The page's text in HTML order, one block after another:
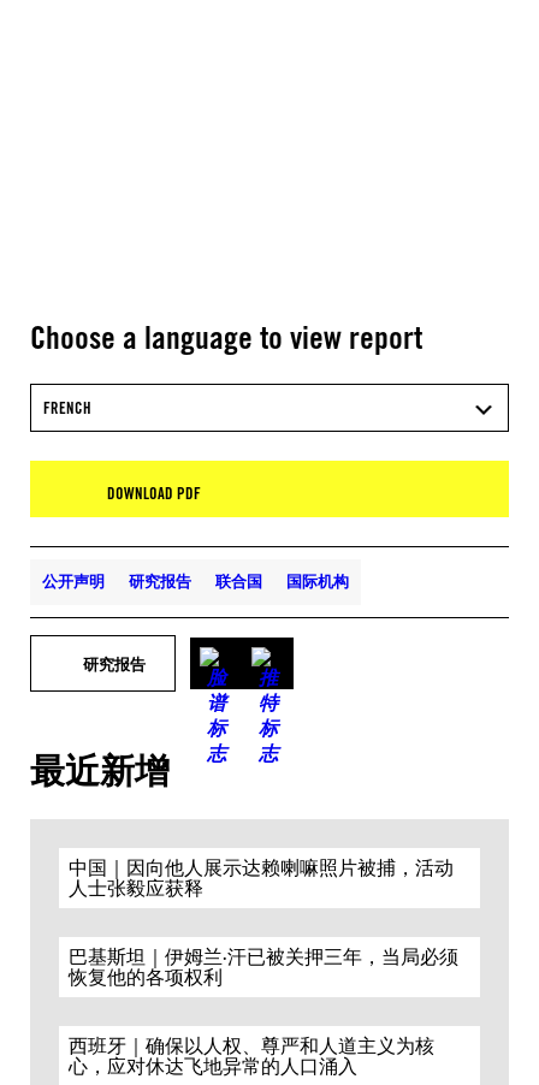
Choose a language to view report
FRENCH
DOWNLOAD PDF
公开声明 研究报告 联合国 国际机构
研究报告
最近新增
中国｜因向他人展示达赖喇嘛照片被捕，活动
人士张毅应获释
巴基斯坦｜伊姆兰·汗已被关押三年，当局必须
恢复他的各项权利
西班牙｜确保以人权、尊严和人道主义为核
心，应对休达飞地异常的人口涌入